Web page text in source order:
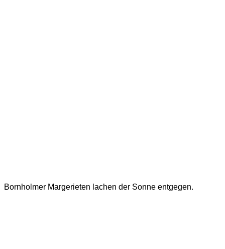
Bornholmer Margerieten lachen der Sonne entgegen.